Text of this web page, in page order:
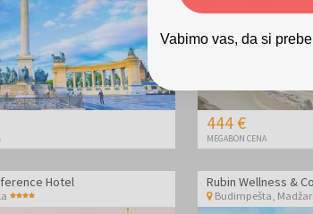
444 €
MEGABON CENA
Hotel Rubin Wellness &
Budimpešta
Vabimo vas, da si